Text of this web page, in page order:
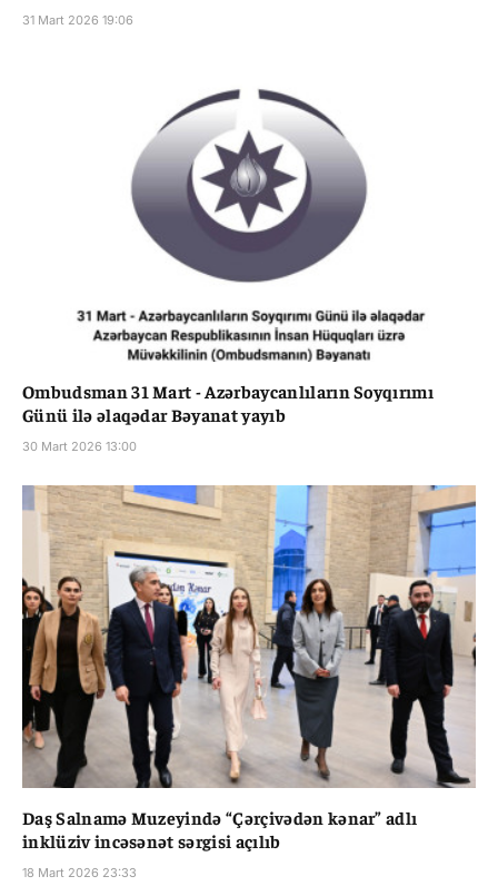
31 Mart 2026 19:06
Ombudsman 31 Mart - Azərbaycanlıların Soyqırımı
Günü ilə əlaqədar Bəyanat yayıb
30 Mart 2026 13:00
Daş Salnamə Muzeyində “Çərçivədən kənar” adlı
inklüziv incəsənət sərgisi açılıb
18 Mart 2026 23:33